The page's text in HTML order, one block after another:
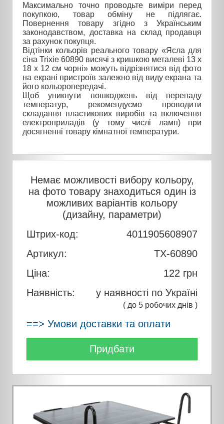
Максимально точно проводьте виміри перед
покупкою, товар обміну не підлягає.
Повернення товару згідно з Українським
законодавством, доставка на склад продавця
за рахунок покупця.
Відтінки кольорів реального товару «Ясла для
сіна Trixie 60890 висячі з кришкою металеві 13 х
18 х 12 см чорні» можуть відрізнятися від фото
на екрані пристроїв залежно від виду екрана та
його кольоропередачі.
Щоб уникнути пошкоджень від перепаду
температур, рекомендуємо проводити
складання пластикових виробів та включення
електроприладів (у тому числі ламп) при
досягненні товару кімнатної температури.
Немає можливості вибору кольору,
на фото товару знаходиться один із
можливих варіантів кольору
(дизайну, параметри)
Штрих-код:
4011905608907
Артикул:
TX-60890
Ціна:
122 грн
Наявність:
у наявності по Україні
( до 5 робочих днів )
==> Умови доставки та оплати
Придбати